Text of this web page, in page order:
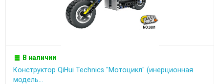
В наличии
Конструктор QiHui Technics "Мотоцикл" (инерционная
модель...